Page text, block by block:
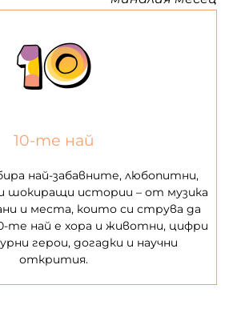
10-те най
най-забавните, любопитни,
шокиращи истории – от музика
и места, които си струва да
те най е хора и животни, цифри
герои, догадки и научни
открития.